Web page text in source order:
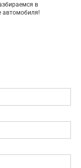
в
автомобиля!